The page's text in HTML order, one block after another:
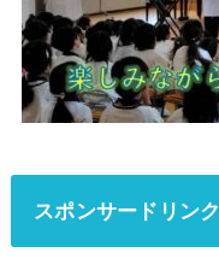
スポンサードリンク